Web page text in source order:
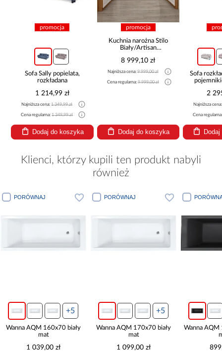
promocja
Sofa Sally popielata,
rozkładana
1 214,99 zł
Najniższa cena:1 349,99 zł
Cena regularna:1 349,99 zł
Dodaj do koszyka
promocja
Kuchnia narożna Stilo
Biały/Artisan
8 999,10 zł
Najniższa cena:9 999,00 zł
Cena regularna:9 999,00 zł
Dodaj do koszyka
Sofa
2
Najniższa
Cena
Klienci, którzy kupili ten produkt nabyli
również
PORÓWNAJ
+5
Wanna AQM 160x70 biały
mat
1 039,00 zł
PORÓWNAJ
+5
Wanna AQM 170x70 biały
mat
1 099,00 zł
Wanna